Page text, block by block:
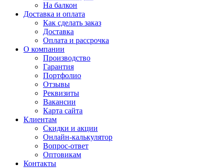
На балкон
Доставка и оплата
Как сделать заказ
Доставка
Оплата и рассрочка
О компании
Производство
Гарантия
Портфолио
Отзывы
Реквизиты
Вакансии
Карта сайта
Клиентам
Скидки и акции
Онлайн-калькулятор
Вопрос-ответ
Оптовикам
Контакты